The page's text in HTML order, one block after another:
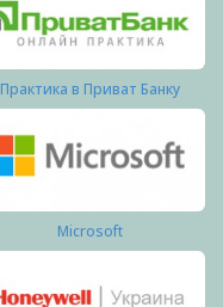
Практика в Приват Банку
Microsoft